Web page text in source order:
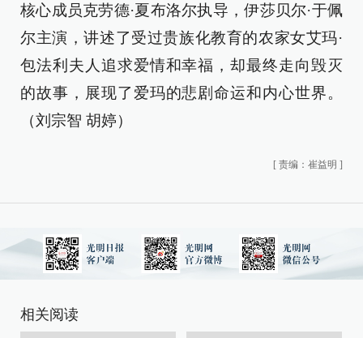
核心成员克劳德·夏布洛尔执导，伊莎贝尔·于佩
尔主演，讲述了受过贵族化教育的农家女艾玛·
包法利夫人追求爱情和幸福，却最终走向毁灭
的故事，展现了爱玛的悲剧命运和内心世界。
（刘宗智 胡婷）
[ 责编：崔益明 ]
相关阅读